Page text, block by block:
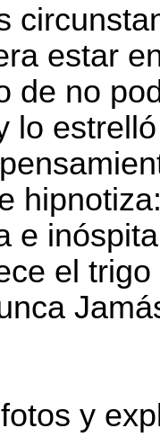
estar
de no
lo
e
el
y